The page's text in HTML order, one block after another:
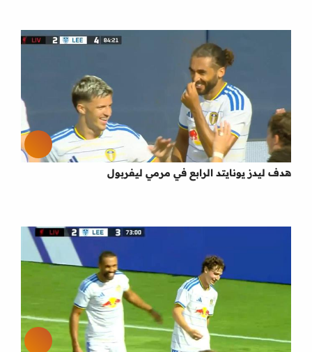
هدف ليدز يونايتد الرابع في مرمي ليفربول